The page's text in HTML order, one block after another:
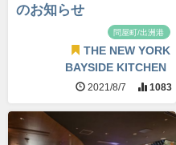
のお知らせ
問屋町/出洲港
THE NEW YORK
BAYSIDE KITCHEN
2021/8/7 1083